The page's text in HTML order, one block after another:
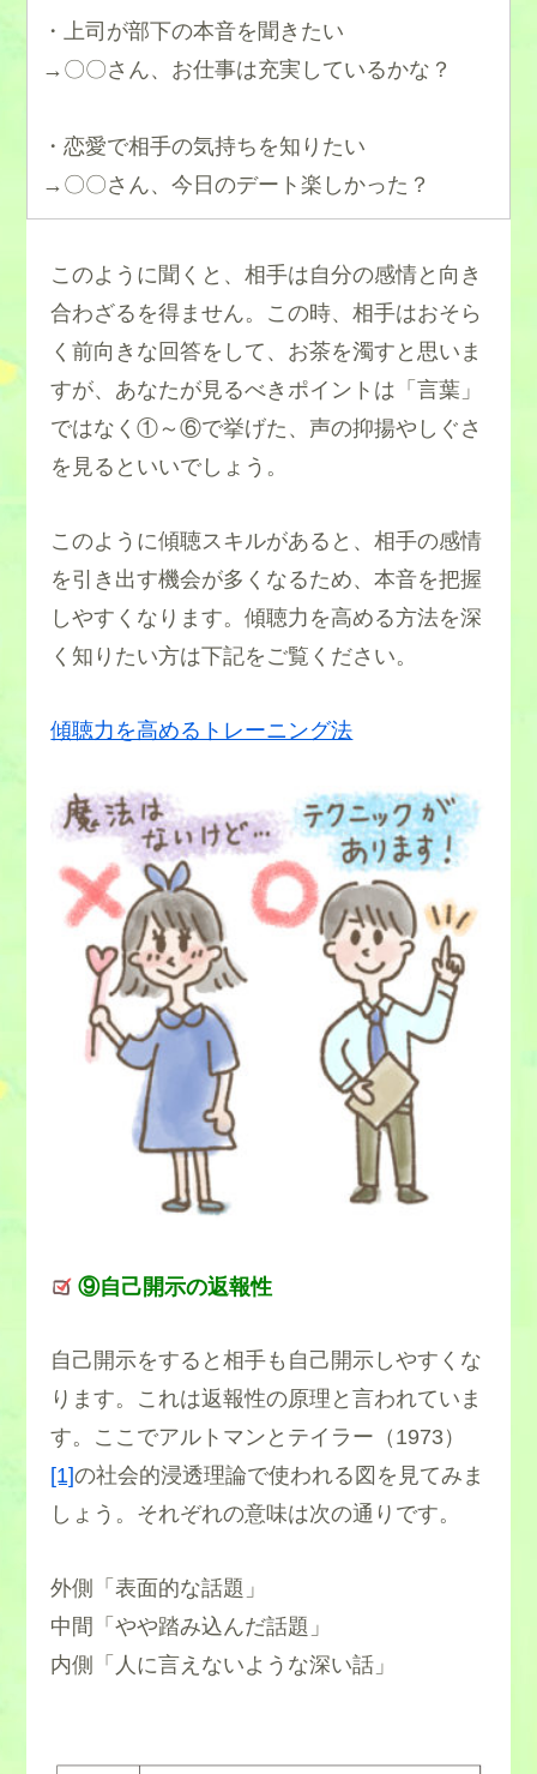
・上司が部下の本音を聞きたい
→〇〇さん、お仕事は充実しているかな？
・恋愛で相手の気持ちを知りたい
→〇〇さん、今日のデート楽しかった？
このように聞くと、相手は自分の感情と向き
合わざるを得ません。この時、相手はおそら
く前向きな回答をして、お茶を濁すと思いま
すが、あなたが見るべきポイントは「言葉」
ではなく①～⑥で挙げた、声の抑揚やしぐさ
を見るといいでしょう。
このように傾聴スキルがあると、相手の感情
を引き出す機会が多くなるため、本音を把握
しやすくなります。傾聴力を高める方法を深
く知りたい方は下記をご覧ください。
傾聴力を高めるトレーニング法
⑨自己開示の返報性
自己開示をすると相手も自己開示しやすくな
ります。これは返報性の原理と言われていま
す。ここでアルトマンとテイラー（1973）
[1]の社会的浸透理論で使われる図を見てみま
しょう。それぞれの意味は次の通りです。
外側「表面的な話題」
中間「やや踏み込んだ話題」
内側「人に言えないような深い話」